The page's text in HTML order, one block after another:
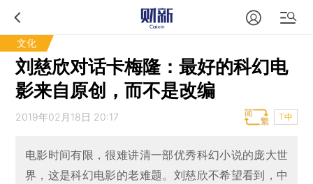
文化
刘慈欣对话卡梅隆：最好的科幻电
影来自原创，而不是改编
2019年02月18日 20:17 T中
电影时间有限，很难讲清一部优秀科幻小说的庞大世
界，这是科幻电影的老难题。刘慈欣不希望看到，中